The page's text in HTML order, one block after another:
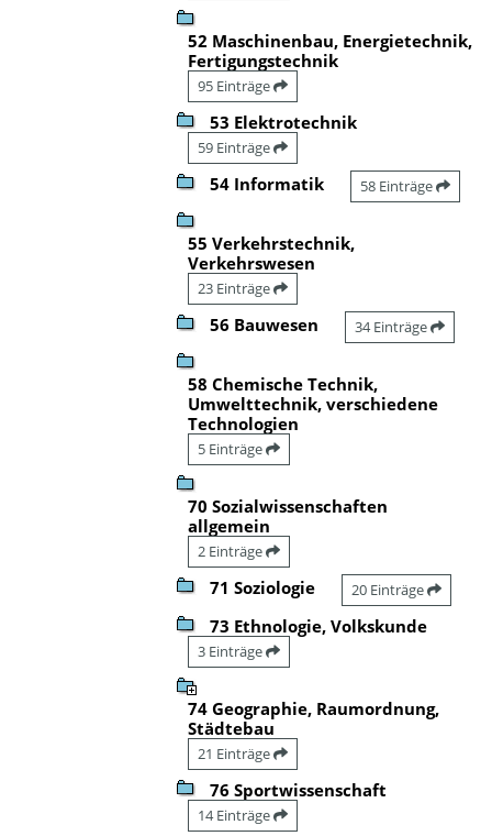
52 Maschinenbau, Energietechnik,
Fertigungstechnik
95 Einträge
53 Elektrotechnik
59 Einträge
54 Informatik 58 Einträge
55 Verkehrstechnik,
Verkehrswesen
23 Einträge
56 Bauwesen 34 Einträge
58 Chemische Technik,
Umwelttechnik, verschiedene
Technologien
5 Einträge
70 Sozialwissenschaften
allgemein
2 Einträge
71 Soziologie 20 Einträge
73 Ethnologie, Volkskunde
3 Einträge
74 Geographie, Raumordnung,
Städtebau
21 Einträge
76 Sportwissenschaft
14 Einträge